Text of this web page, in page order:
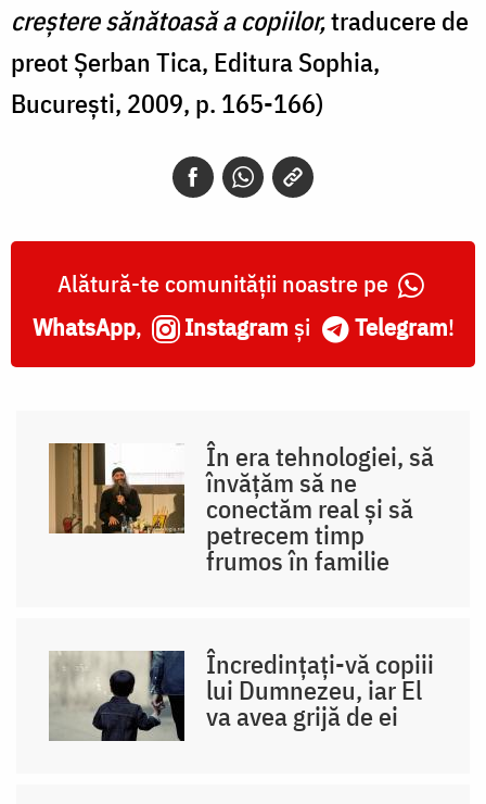
creştere sănătoasă a copiilor,traducere de
preot Şerban Tica, Editura Sophia,
Bucureşti, 2009, p. 165-166)
Alătură-te comunității noastre pe
WhatsApp, Instagram și Telegram!
În era tehnologiei, să
învățăm să ne
conectăm real și să
petrecem timp
frumos în familie
Încredințați-vă copiii
lui Dumnezeu, iar El
va avea grijă de ei